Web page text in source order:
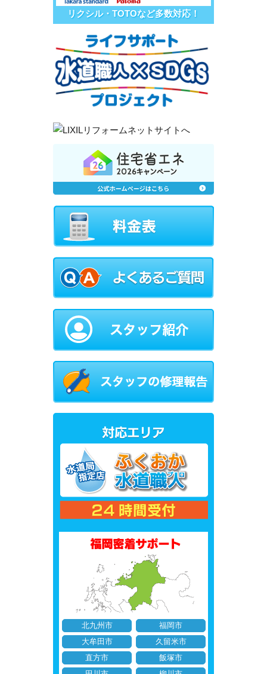
リクシル・TOTOなど多数対応！
北九州市
福岡市
大牟田市
久留米市
直方市
飯塚市